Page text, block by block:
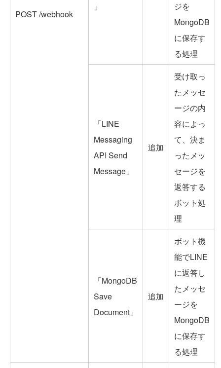
POST /webhook
」
ジを
MongoDB
に保存す
る処理
「LINE
Messaging
API Send
Message」
追加
受け取っ
たメッセ
ージの内
容によっ
て、決ま
ったメッ
セージを
返答する
ボット処
理
「MongoDB
Save
Document」
追加
ボット機
能でLINE
に返答し
たメッセ
ージを
MongoDB
に保存す
る処理